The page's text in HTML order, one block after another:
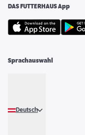
DAS FUTTERHAUS App
Sprachauswahl
Deutsch